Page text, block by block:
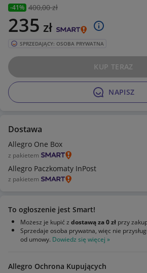
-41% 400,00 zł
235 zł
SPRZEDAJĄCY: OSOBA PRYWATNA
NAPISZ
KUP TERAZ
Dostawa
Allegro One Box
z pakietem
Allegro Paczkomaty InPost
z pakietem
To ogłoszenie jest Smart!
Możesz je kupić z dostawą za 0 zł przy
Sprzedaje osoba prywatna, więc nie
od umowy. Dowiedz się więcej »
Allegro Ochrona Kupujących